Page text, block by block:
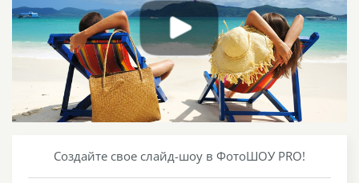
Создайте свое слайд-шоу в ФотоШОУ PRO!